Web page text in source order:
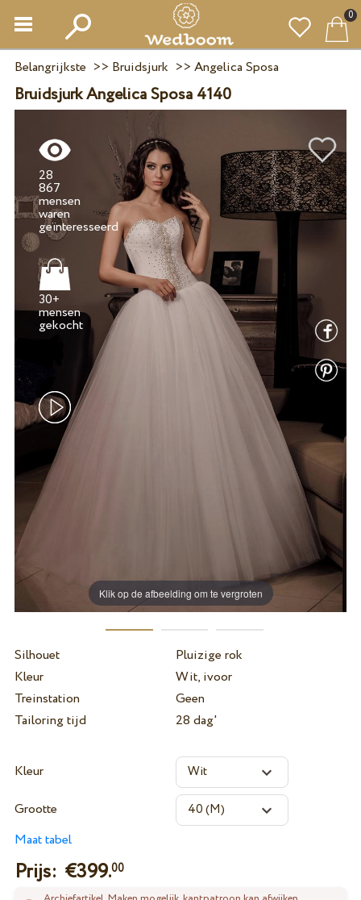
0
Belangrijkste >> Bruidsjurk >> Angelica Sposa
Bruidsjurk Angelica Sposa 4140
Klik op de afbeelding om te vergroten
28
867
mensen
waren
30+
mensen
Silhouet
Pluizige rok
Kleur
Wit, ivoor
Treinstation
Geen
Tailoring tijd
28 dag'
Kleur
Grootte
Maat tabel
Prijs: €399.00